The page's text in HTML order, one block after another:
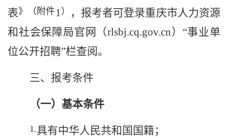
表》（附件1）
，报考者可登录重庆市人力资源
和社会保障局官网（rlsbj.cq.gov.cn）“事业单
位公开招聘”栏查阅。
三、 报考条件
（一）基本条件
1.具有中华人民共和国国籍；